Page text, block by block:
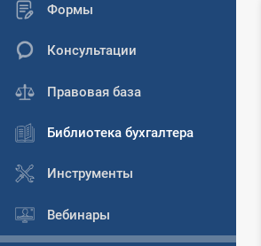
Формы
Консультации
Правовая база
Библиотека бухгалтера
Инструменты
Вебинары